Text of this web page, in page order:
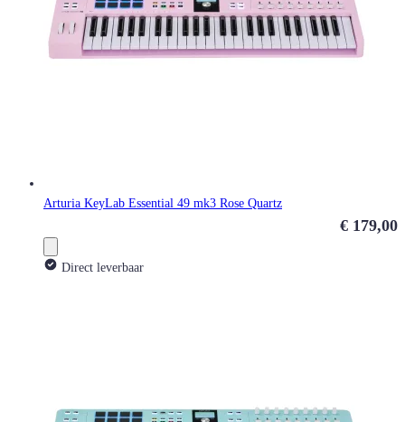
Arturia KeyLab Essential 49 mk3 Rose Quartz
€ 179,00
Direct leverbaar